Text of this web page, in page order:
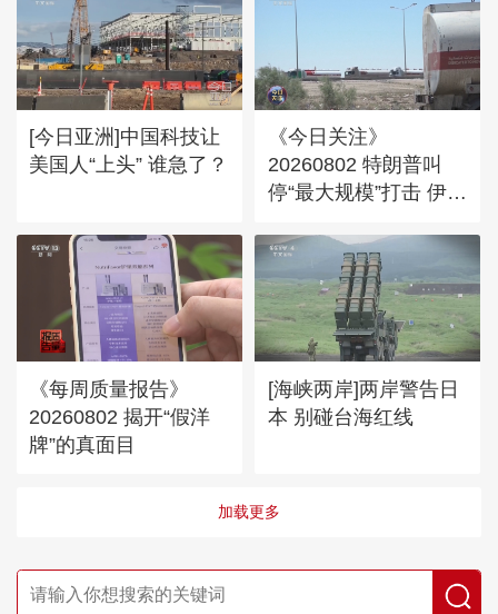
[今日亚洲]中国科技让
美国人“上头” 谁急了？
《今日关注》
20260802 特朗普叫
停“最大规模”打击 伊朗
《每周质量报告》
20260802 揭开“假洋
牌”的真面目
[海峡两岸]两岸警告日
本 别碰台海红线
加载更多